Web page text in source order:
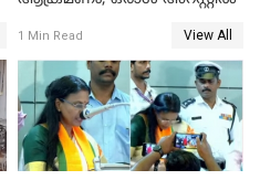
1 Min Read View All